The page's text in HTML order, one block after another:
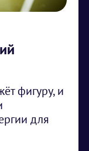
фигуру, и
для